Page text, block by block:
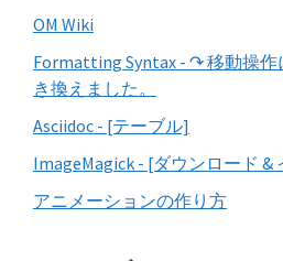
OM Wiki
Formatting Syntax - ↷ 移動操
き換えました。
Asciidoc - [テーブル]
ImageMagick - [ダウンロード &
アニメーションの作り方